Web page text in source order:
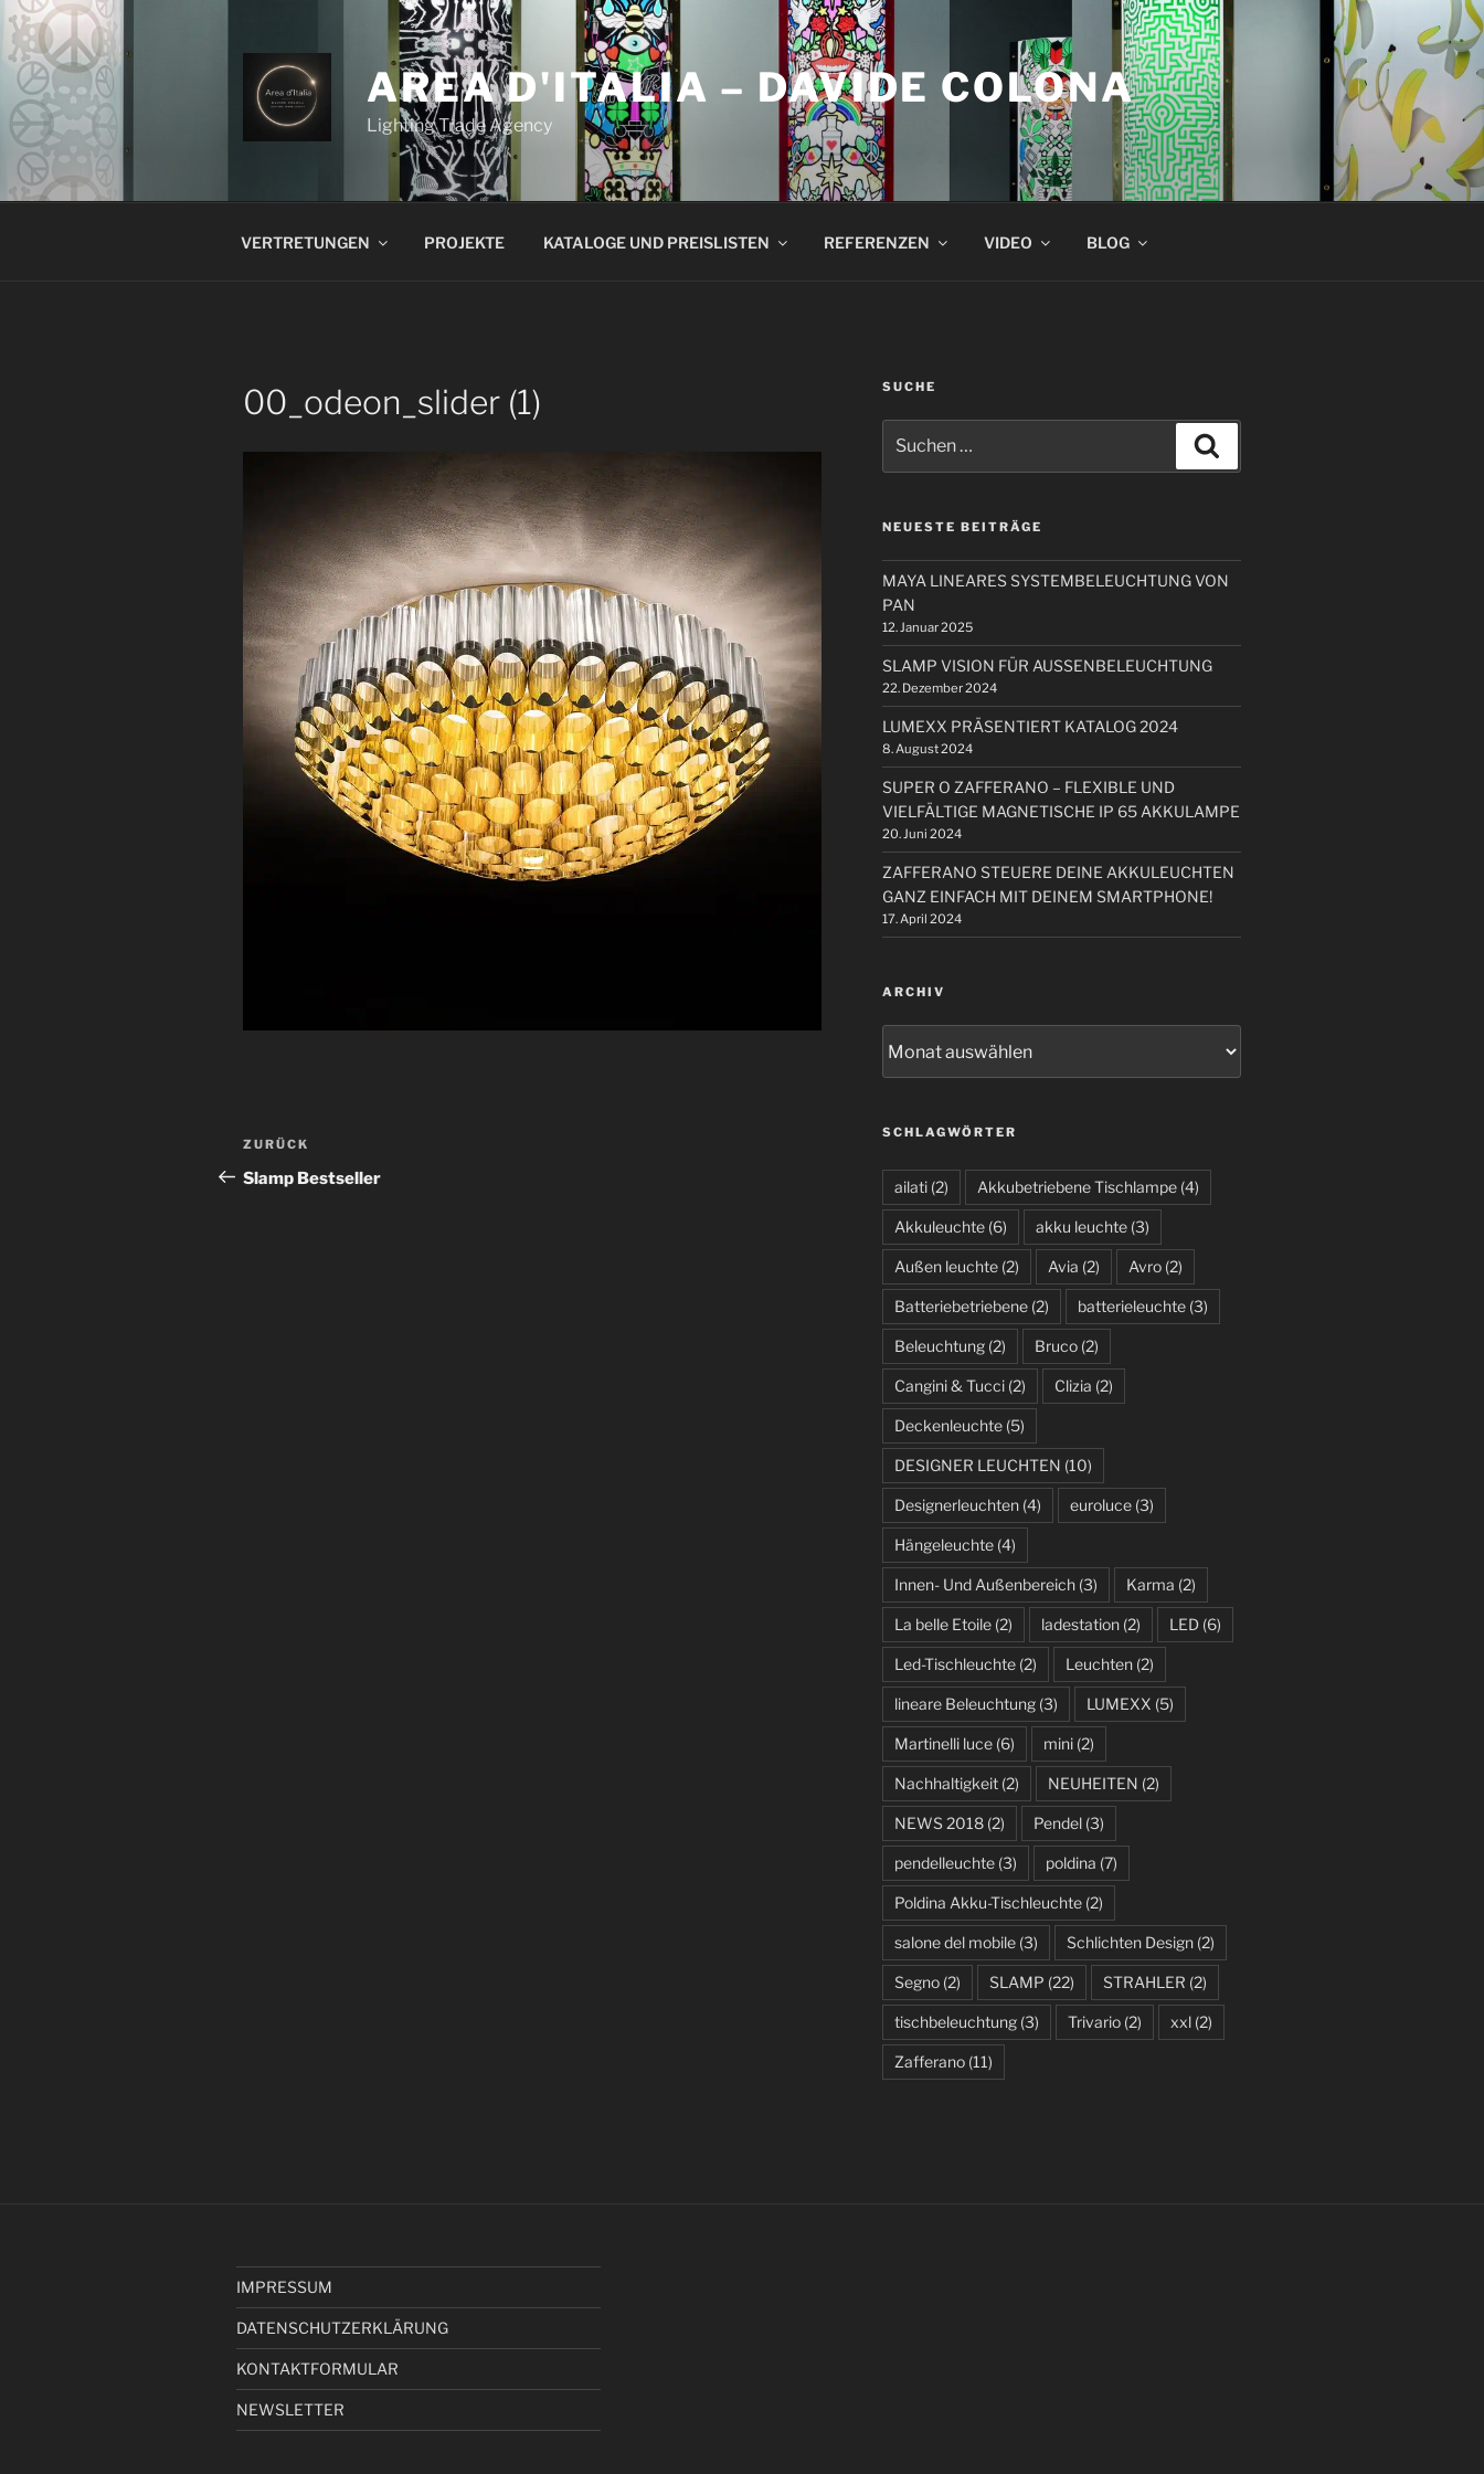
Zum
Inhalt
springen
AREA D'ITALIA – DAVIDE COLONA
Lighting Trade Agency
VERTRETUNGEN PROJEKTE KATALOGE UND PREISLISTEN REFERENZEN VIDEO BLOG
00_odeon_slider (1)
Beitragsnavigation
Vorheriger
Beitrag
ZURÜCK
Slamp Bestseller
SUCHE
nach:
NEUESTE BEITRÄGE
MAYA LINEARES SYSTEMBELEUCHTUNG VON
PAN
12. Januar 2025
SLAMP VISION FÜR AUSSENBELEUCHTUNG
22. Dezember 2024
LUMEXX PRÄSENTIERT KATALOG 2024
8. August 2024
SUPER O ZAFFERANO – FLEXIBLE UND
VIELFÄLTIGE MAGNETISCHE IP 65 AKKULAMPE
20. Juni 2024
ZAFFERANO STEUERE DEINE AKKULEUCHTEN
GANZ EINFACH MIT DEINEM SMARTPHONE!
17. April 2024
ARCHIV
SCHLAGWÖRTER
ailati(2) Akkubetriebene Tischlampe(4)
Akkuleuchte(6) akku leuchte(3)
Außen leuchte(2) Avia (2) Avro(2)
Batteriebetriebene(2) batterieleuchte(3)
Beleuchtung(2) Bruco(2)
Cangini & Tucci(2) Clizia (2)
Deckenleuchte(5)
DESIGNER LEUCHTEN (10)
Designerleuchten(4) euroluce(3)
Hängeleuchte(4)
Innen- Und Außenbereich(3) Karma (2)
La belle Etoile(2) ladestation(2) LED(6)
Led-Tischleuchte(2) Leuchten(2)
lineare Beleuchtung(3) LUMEXX (5)
Martinelli luce(6) mini(2)
Nachhaltigkeit(2) NEUHEITEN (2)
NEWS 2018(2) Pendel(3)
pendelleuchte(3) poldina (7)
Poldina Akku-Tischleuchte(2)
salone del mobile(3) Schlichten Design(2)
Segno(2) SLAMP (22) STRAHLER (2)
tischbeleuchtung(3) Trivario(2) xxl(2)
Zafferano(11)
IMPRESSUM
DATENSCHUTZERKLÄRUNG
KONTAKTFORMULAR
NEWSLETTER